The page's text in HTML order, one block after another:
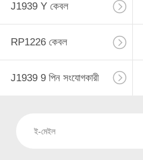
J1939 Y কেবল
RP1226 কেবল
J1939 9 পিন সংযোগকারী